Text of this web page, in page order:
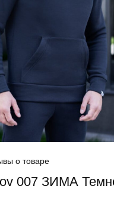
о товаре
007 ЗИМА